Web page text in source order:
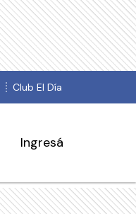
Club El Día
Ingresá